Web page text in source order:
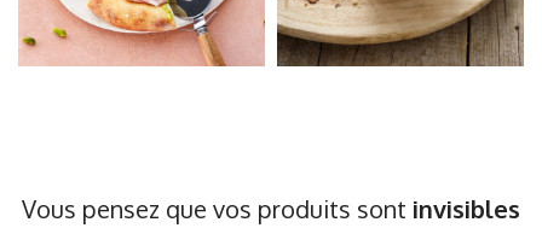
Vous pensez que vos produits sont invisibles